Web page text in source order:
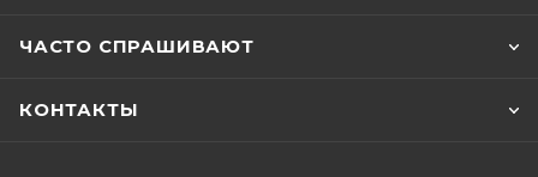
ЧАСТО СПРАШИВАЮТ
КОНТАКТЫ